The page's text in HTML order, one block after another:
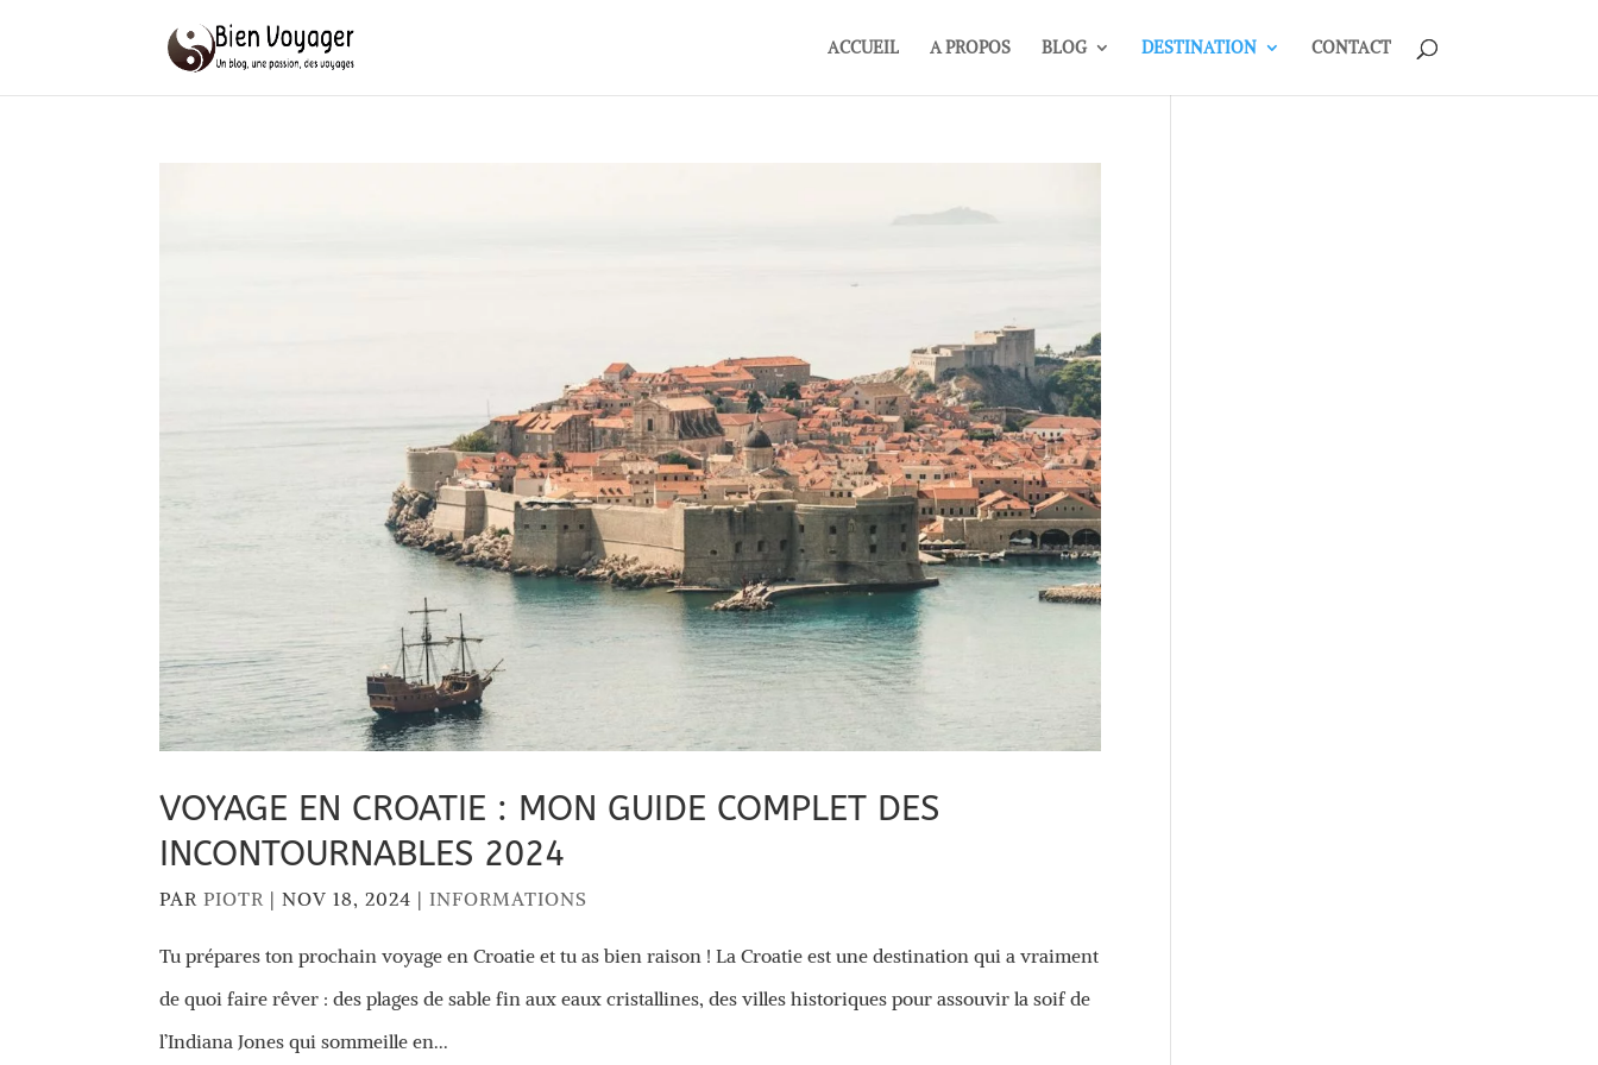
ACCUEIL A PROPOS BLOG DESTINATION CONTACT
VOYAGE EN CROATIE : MON GUIDE COMPLET DES
INCONTOURNABLES 2024
PARPIOTR |NOV 18, 2024 |INFORMATIONS
Tu prépares ton prochain voyage en Croatie et tu as bien raison ! La Croatie est une destination qui a vraiment
de quoi faire rêver : des plages de sable fin aux eaux cristallines, des villes historiques pour assouvir la soif de
l’Indiana Jones qui sommeille en...